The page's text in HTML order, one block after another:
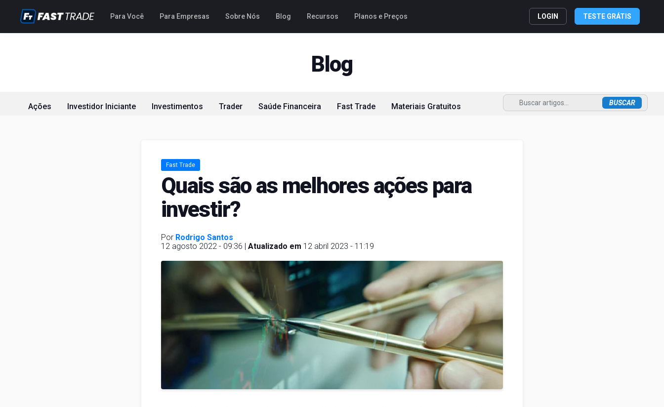
Para Você Para Empresas Sobre Nós Blog Recursos Planos e Preços LOGIN TESTE GRÁTIS
Blog
Ações Investidor Iniciante Investimentos Trader Saúde Financeira Fast Trade Materiais Gratuitos
Fast Trade
Quais são as melhores ações para
investir?
Por Rodrigo Santos
12 agosto 2022 - 09:36 | Atualizado em 12 abril 2023 - 11:19